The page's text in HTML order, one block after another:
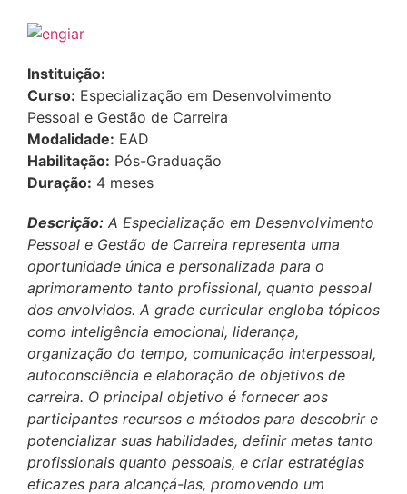
Instituição:
Curso: Especialização em Desenvolvimento
Pessoal e Gestão de Carreira
Modalidade: EAD
Habilitação: Pós-Graduação
Duração: 4 meses
Descrição: A Especialização em Desenvolvimento
Pessoal e Gestão de Carreira representa uma
oportunidade única e personalizada para o
aprimoramento tanto profissional, quanto pessoal
dos envolvidos. A grade curricular engloba tópicos
como inteligência emocional, liderança,
organização do tempo, comunicação interpessoal,
autoconsciência e elaboração de objetivos de
carreira. O principal objetivo é fornecer aos
participantes recursos e métodos para descobrir e
potencializar suas habilidades, definir metas tanto
profissionais quanto pessoais, e criar estratégias
eficazes para alcançá-las, promovendo um